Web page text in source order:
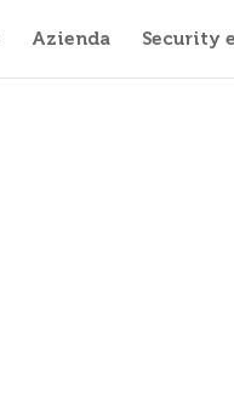
Azienda Security